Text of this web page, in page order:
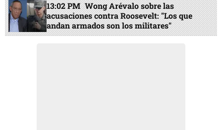
13:02 PM Wong Arévalo sobre las
acusaciones contra Roosevelt: "Los que
andan armados son los militares"